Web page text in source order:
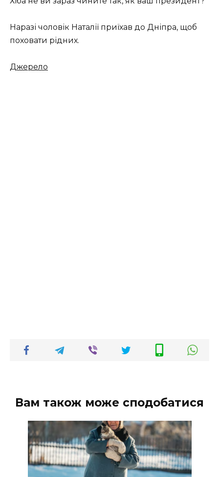
Наразі чоловік Наталії приїхав до Дніпра, щоб
поховати рідних.
Джерело
Вам також може сподобатися